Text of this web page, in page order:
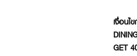
เงื่อนไ
GET